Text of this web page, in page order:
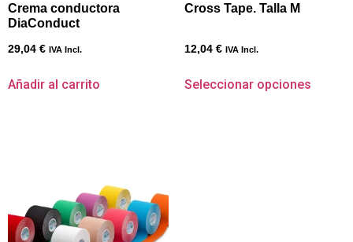
Crema conductora
DiaConduct
29,04 € IVA Incl.
Añadir al carrito
Cross Tape. Talla M
12,04 € IVA Incl.
Seleccionar opciones